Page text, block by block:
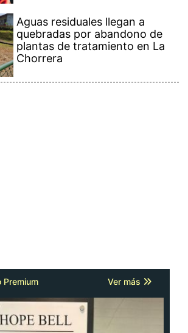
Aguas residuales llegan a
quebradas por abandono de
plantas de tratamiento en La
Chorrera
Premium Ver más